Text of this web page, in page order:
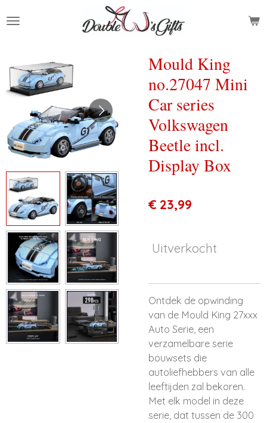
direct
hoofdinhoud
Mould King
no.27047 Mini
Car series
Volkswagen
Beetle incl.
Display Box
€ 23,99
Uitverkocht
Ontdek de opwinding
van de Mould King 27xxx
Auto Serie, een
verzamelbare serie
bouwsets die
autoliefhebbers van alle
leeftijden zal bekoren.
Met elk model in deze
serie, dat tussen de 300